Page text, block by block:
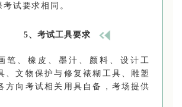
试要求相同。
5、考试工具要求
笔、橡皮、墨汁、颜料、设计工
、文物保护与修复裱糊工具、雕塑
方向考试相关用具自备，考场提供